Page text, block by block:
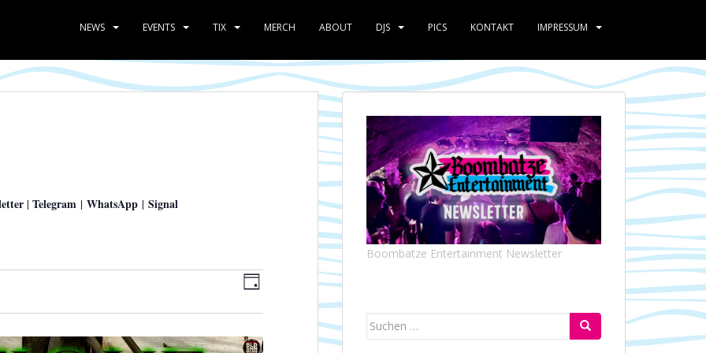
NEWS EVENTS TIX MERCH ABOUT DJS PICS KONTAKT IMPRESSUM
| Telegram | WhatsApp | Signal
A
s
i
V
e
r
n
T
G
Boombatze Entertainment Newsletter
Suchen